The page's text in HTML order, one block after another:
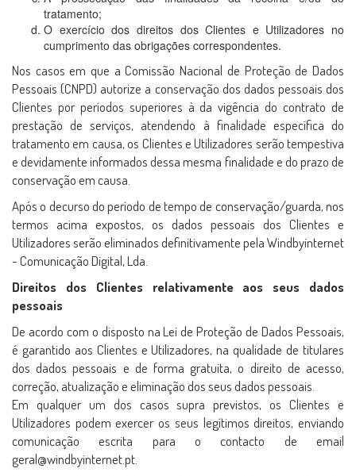
tratamento;
O exercício dos direitos dos Clientes e Utilizadores no
cumprimento das obrigações correspondentes.
Nos casos em que a Comissão Nacional de Proteção de Dados
Pessoais (CNPD) autorize a conservação dos dados pessoais dos
Clientes por períodos superiores à da vigência do contrato de
prestação de serviços, atendendo à finalidade específica do
tratamento em causa, os Clientes e Utilizadores serão tempestiva
e devidamente informados dessa mesma finalidade e do prazo de
conservação em causa.
Após o decurso do período de tempo de conservação/guarda, nos
termos acima expostos, os dados pessoais dos Clientes e
Utilizadores serão eliminados definitivamente pela Windbyinternet
- Comunicação Digital, Lda.
Direitos dos Clientes relativamente aos seus dados
pessoais
De acordo com o disposto na Lei de Proteção de Dados Pessoais,
é garantido aos Clientes e Utilizadores, na qualidade de titulares
dos dados pessoais e de forma gratuita, o direito de acesso,
correção, atualização e eliminação dos seus dados pessoais.
Em qualquer um dos casos supra previstos, os Clientes e
Utilizadores podem exercer os seus legítimos direitos, enviando
comunicação escrita para o contacto de email
geral@windbyinternet.pt.